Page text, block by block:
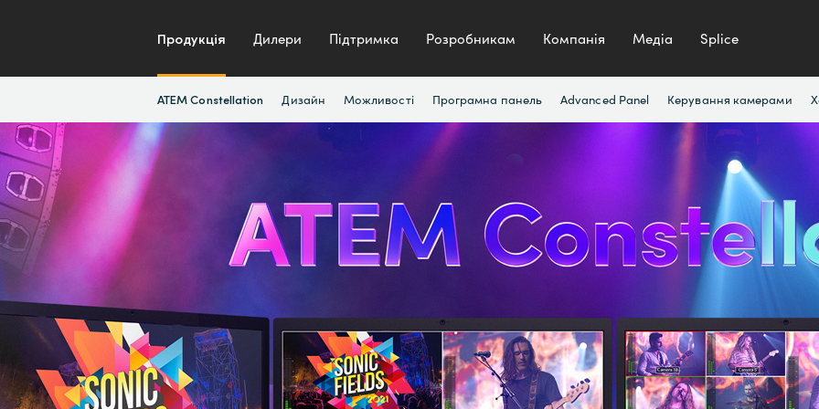
Продукція Дилери Підтримка Розробникам Компанія Медіа Splice
ATEM Constellation Дизайн Можливості Програмна панель Advanced Panel Керування камерами